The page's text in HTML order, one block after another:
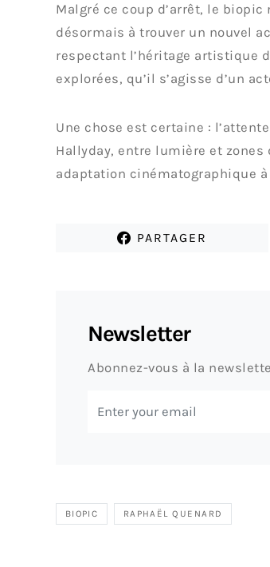
Malgré ce coup d’arrêt, le
désormais à trouver un nouvel
respectant l’héritage artistique
explorées, qu’il s’agisse d’un
Une chose est certaine :
Hallyday, entre lumière et
adaptation cinématographique
PARTAGER
Newsletter
Abonnez-vous à la
BIOPIC RAPHAËL QUENARD